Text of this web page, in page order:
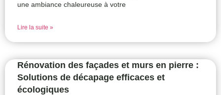
une ambiance chaleureuse à votre
Lire la suite »
Rénovation des façades et murs en pierre :
Solutions de décapage efficaces et
écologiques